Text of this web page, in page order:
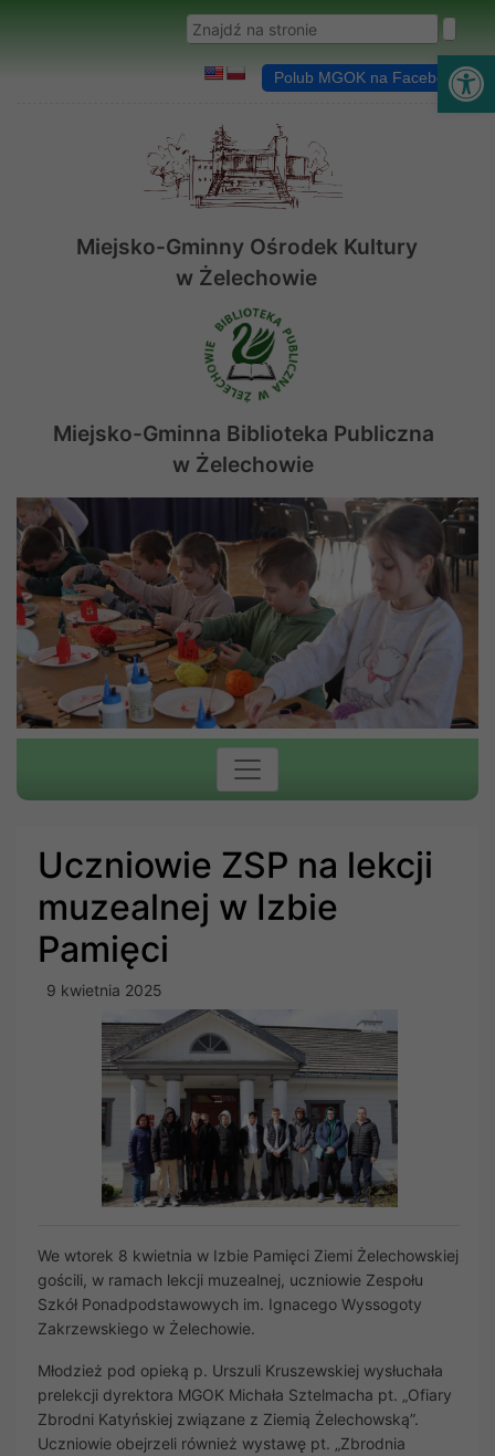
Wyszukaj w serwisie
Polub MGOK na Facebooku
Miejsko-Gminny Ośrodek Kultury
w Żelechowie
Miejsko-Gminna Biblioteka Publiczna
w Żelechowie
Uczniowie ZSP na lekcji
muzealnej w Izbie
Pamięci
9 kwietnia 2025
We wtorek 8 kwietnia w Izbie Pamięci Ziemi Żelechowskiej
gościli, w ramach lekcji muzealnej, uczniowie Zespołu
Szkół Ponadpodstawowych im. Ignacego Wyssogoty
Zakrzewskiego w Żelechowie.
Młodzież pod opieką p. Urszuli Kruszewskiej wysłuchała
prelekcji dyrektora MGOK Michała Sztelmacha pt. „Ofiary
Zbrodni Katyńskiej związane z Ziemią Żelechowską”.
Uczniowie obejrzeli również wystawę pt. „Zbrodnia